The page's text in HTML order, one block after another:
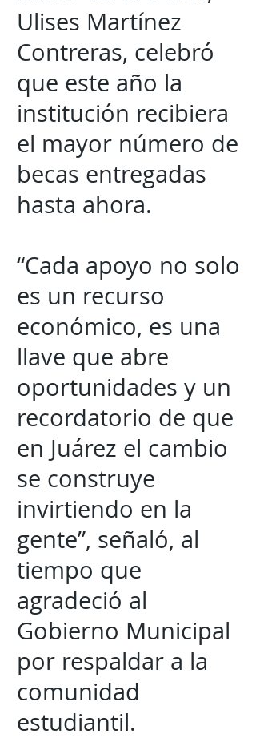
Ulises Martínez
Contreras, celebró
que este año la
institución recibiera
el mayor número de
becas entregadas
hasta ahora.
“Cada apoyo no solo
es un recurso
económico, es una
llave que abre
oportunidades y un
recordatorio de que
en Juárez el cambio
se construye
invirtiendo en la
gente”, señaló, al
tiempo que
agradeció al
Gobierno Municipal
por respaldar a la
comunidad
estudiantil.